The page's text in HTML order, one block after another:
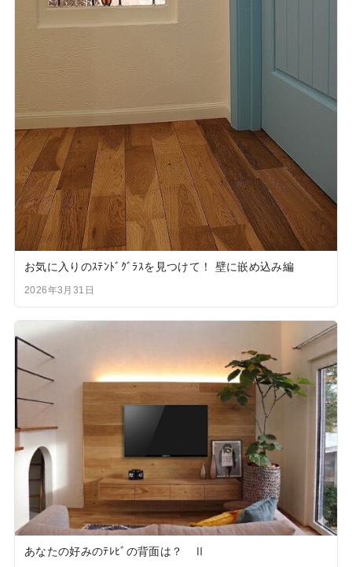
お気に入りのｽﾃﾝﾄﾞｸﾞﾗｽを見つけて！ 壁に嵌め込み編
2026年3月31日
あなたの好みのﾃﾚﾋﾞの背面は？ Ⅱ